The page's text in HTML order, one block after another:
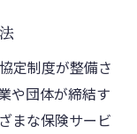
定制度が整備さ
や団体が締結す
まな保険サービ